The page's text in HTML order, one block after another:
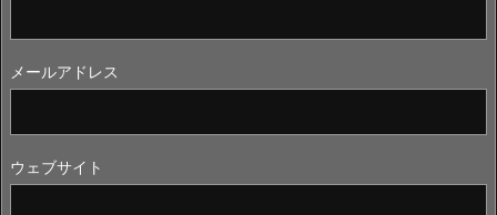
メールアドレス
ウェブサイト